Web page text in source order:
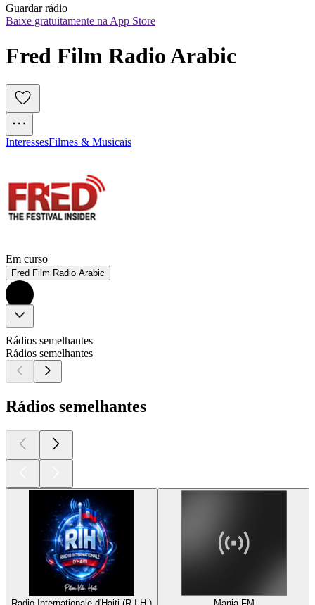
Guardar rádio
Baixe gratuitamente na App Store
Fred Film Radio Arabic
InteressesFilmes & Musicais
Em curso
Fred Film Radio Arabic
Rádios semelhantes
Rádios semelhantes
Rádios semelhantes